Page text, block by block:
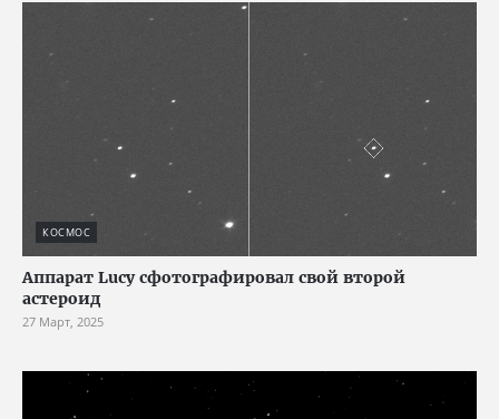
КОСМОС
Аппарат Lucy сфотографировал свой второй
астероид
27 Март, 2025